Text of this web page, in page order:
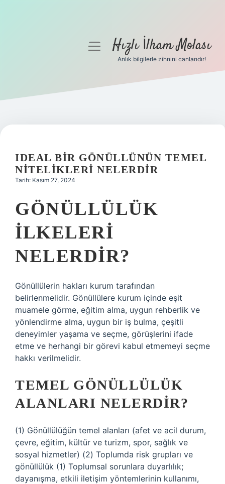
Gizlilik Politikası
Yasal Uyarı
menüyüHızlı İlham Molası
Anlık bilgilerle zihnini canlandır!
IDEAL BIR GÖNÜLLÜNÜN TEMEL
NITELIKLERI NELERDIR
Tarih: Kasım 27, 2024
GÖNÜLLÜLÜK
ILKELERI
NELERDIR?
Gönüllülerin hakları kurum tarafından
belirlenmelidir. Gönüllülere kurum içinde eşit
muamele görme, eğitim alma, uygun rehberlik ve
yönlendirme alma, uygun bir iş bulma, çeşitli
deneyimler yaşama ve seçme, görüşlerini ifade
etme ve herhangi bir görevi kabul etmemeyi seçme
hakkı verilmelidir.
TEMEL GÖNÜLLÜLÜK
ALANLARI NELERDIR?
(1) Gönüllülüğün temel alanları (afet ve acil durum,
çevre, eğitim, kültür ve turizm, spor, sağlık ve
sosyal hizmetler) (2) Toplumda risk grupları ve
gönüllülük (1) Toplumsal sorunlara duyarlılık;
dayanışma, etkili iletişim yöntemlerinin kullanımı,